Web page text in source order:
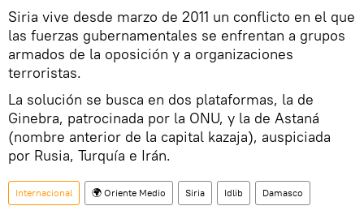
Siria vive desde marzo de 2011 un conflicto en el que
las fuerzas gubernamentales se enfrentan a grupos
armados de la oposición y a organizaciones
terroristas.
La solución se busca en dos plataformas, la de
Ginebra, patrocinada por la ONU, y la de Astaná
(nombre anterior de la capital kazaja), auspiciada
por Rusia, Turquía e Irán.
Internacional 🌍 Oriente Medio Siria Idlib Damasco